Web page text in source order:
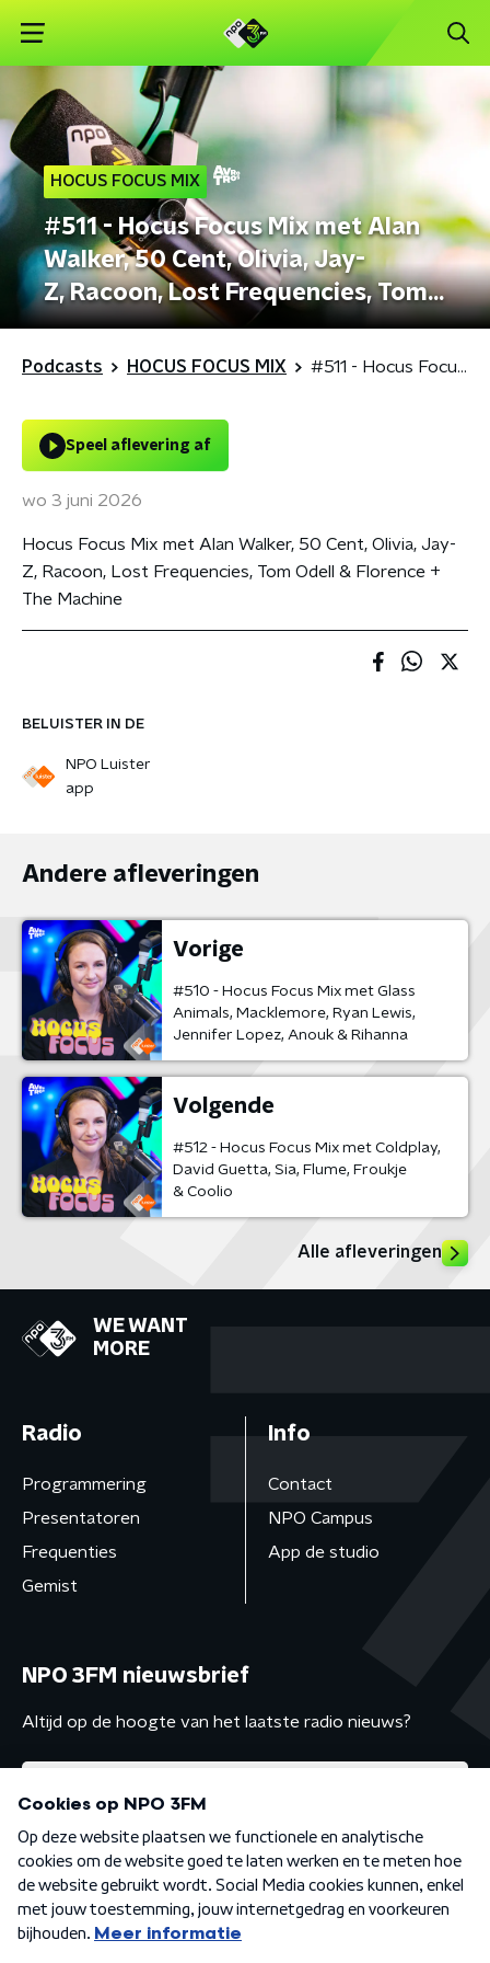
HOCUS FOCUS MIX
#511 - Hocus Focus Mix met Alan
Walker, 50 Cent, Olivia, Jay-
Z, Racoon, Lost Frequencies, Tom
Odell & Florence + The Machine
Podcasts HOCUS FOCUS MIX #511 - Hocus Focus Mix met Alan Walker, 50 Cent, Olivia, Jay-Z, Racoon, Lost Frequencies, Tom Odell & Florence + The Machine
BELUISTER IN DE
NPO Luister
app
Speel aflevering af
wo 3 juni 2026
Hocus Focus Mix met Alan Walker, 50 Cent, Olivia, Jay-
Z, Racoon, Lost Frequencies, Tom Odell & Florence +
The Machine
Andere afleveringen
Vorige
#510 - Hocus Focus Mix met Glass
Animals, Macklemore, Ryan Lewis,
Jennifer Lopez, Anouk & Rihanna
Volgende
#512 - Hocus Focus Mix met Coldplay,
David Guetta, Sia, Flume, Froukje
& Coolio
Alle afleveringen
WE WANT
MORE
Radio
Programmering
Presentatoren
Frequenties
Gemist
Info
Contact
NPO Campus
App de studio
NPO 3FM nieuwsbrief
Altijd op de hoogte van het laatste radio nieuws?
Algemene voorwaarden Privacybeleid